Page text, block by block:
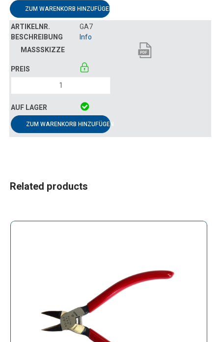
ZUM WARENKORB HINZUFÜGEN
GA7
Info
ZUM WARENKORB HINZUFÜGEN
Related products